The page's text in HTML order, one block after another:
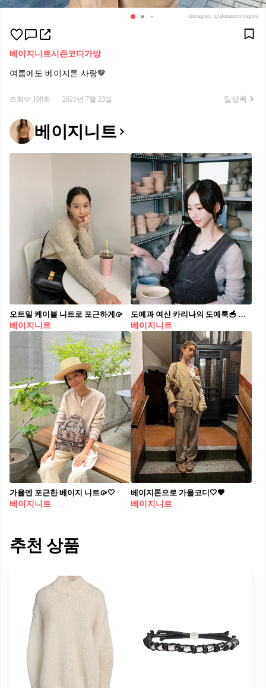
instagram @alenasmolyagina
베이지니트시즌코디 가방
여름에도 베이지톤 사랑🤎
조회수 108회 · 2021년 7월 23일 일상룩
베이지니트
오트밀 케이블 니트로 포근하게🥠
베이지니트
도예과 여신 카리나의 도예룩🥣 최근 에스파 카리나가 생일을 맞아, 평소 해보고 싶었던 도예 체험에 도전했는데요. 역시 카리나답게 결과물까지 완벽한 모습을 보여줬습니다. 그와 함께 카리나의 여리여리한 무드를 더욱 매력적으로 만들어주는 니트가 눈에 띄는데요. 슬라이드를 넘겨 어떤 아이템인지 확인해보세요. * 로우타이드(Low Tide) - 알파카 핸드워머 니트, 그레이 / 13만 8천원
베이지니트
가을엔 포근한 베이지 니트🥠🤍
베이지니트
베이지톤으로 가을코디🤍🤎
베이지니트
추천 상품